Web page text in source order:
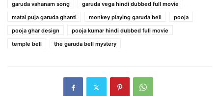
garuda vahanam song
garuda vega hindi dubbed full movie
matal puja garuda ghanti
monkey playing garuda bell
pooja
pooja ghar design
pooja kumar hindi dubbed full movie
temple bell
the garuda bell mystery